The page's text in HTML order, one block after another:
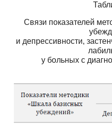
Связи показателей
и депрессивности,
у больных с